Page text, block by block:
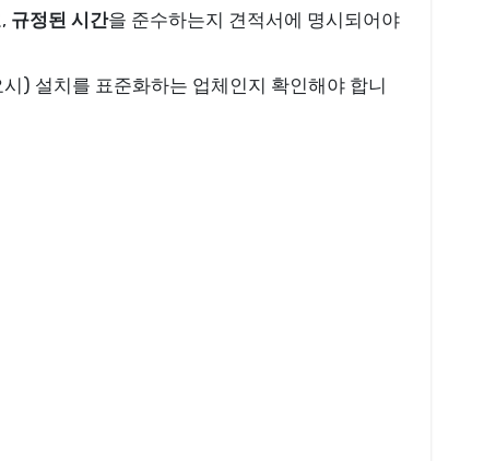
규정된 시간을 준수하는지 견적서에 명시되어야
) 설치를 표준화하는 업체인지 확인해야 합니